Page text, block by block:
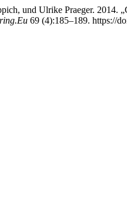
und Ulrike Praeger.
69 (4):185–189. https://